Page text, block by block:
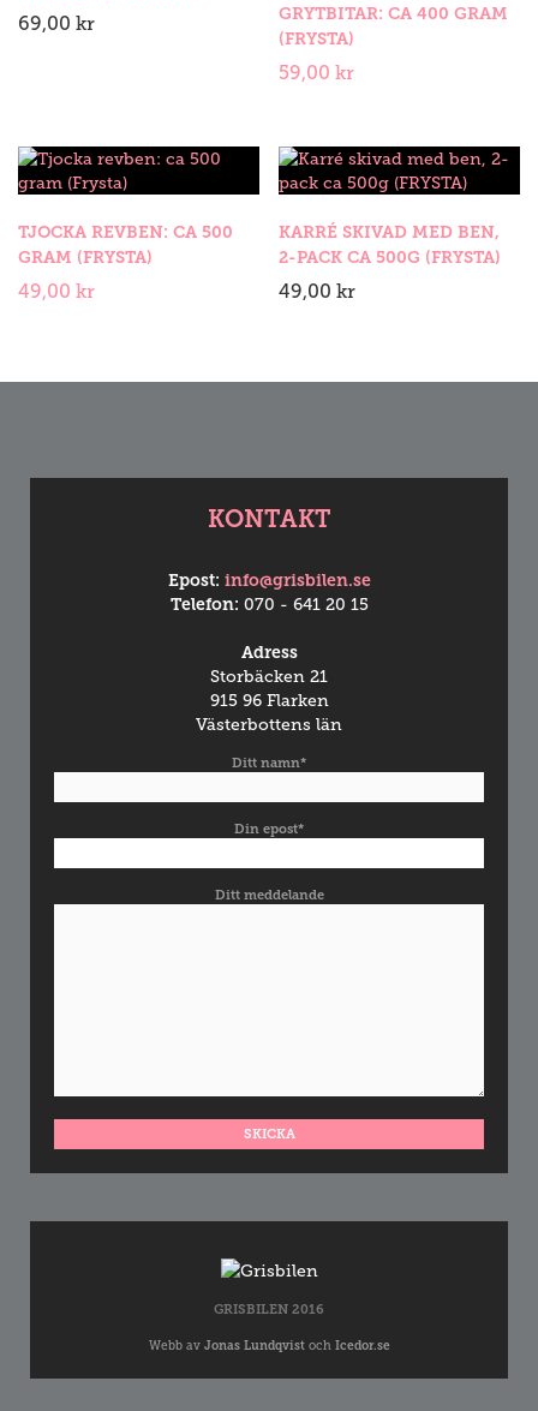
69,00 kr
400
gram
(frysta)
GRYTBITAR: CA 400 GRAM
(FRYSTA)
59,00kr
Tjocka
ca
500
gram
TJOCKA REVBEN: CA 500
GRAM (FRYSTA)
49,00 kr
KARRÉ SKIVAD MED BEN,
2-PACK CA 500G (FRYSTA)
49,00kr
KONTAKT
Epost: info@grisbilen.se
Telefon: 070 - 641 20 15
Adress
Storbäcken 21
915 96 Flarken
Västerbottens län
Ditt namn*
Din epost*
Ditt meddelande
GRISBILEN 2016
Webb av Jonas Lundqvistoch Icedor.se